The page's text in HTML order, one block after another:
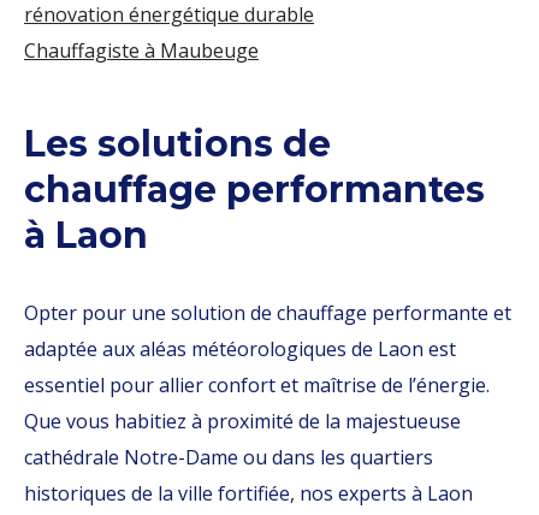
rénovation énergétique durable
Chauffagiste à Maubeuge
Les solutions de
chauffage performantes
à Laon
Opter pour une solution de chauffage performante et
adaptée aux aléas météorologiques de Laon est
essentiel pour allier confort et maîtrise de l’énergie.
Que vous habitiez à proximité de la majestueuse
cathédrale Notre-Dame ou dans les quartiers
historiques de la ville fortifiée, nos experts à Laon